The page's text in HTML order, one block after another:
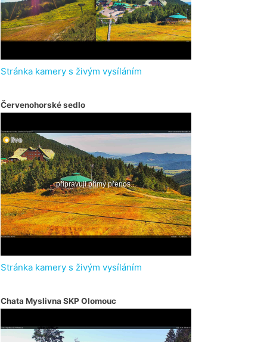
Stránka kamery s živým vysíláním
Červenohorské sedlo
Stránka kamery s živým vysíláním
Chata Myslivna SKP Olomouc